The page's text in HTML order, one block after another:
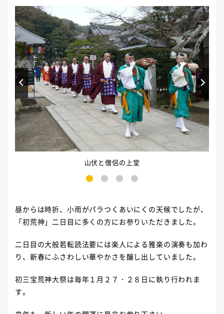
山伏と僧侶の上堂
3 4
Prev Next
昼からは時折、小雨がパラつくあいにくの天候でしたが、
「初荒神」二日目に多くの方にお参りいただきました。
二日目の大般若転読法要には楽人による雅楽の演奏も加わ
り、新春にふさわしい華やかさを醸し出していました。
初三宝荒神大祭は毎年１月２７・２８日に執り行われま
す。